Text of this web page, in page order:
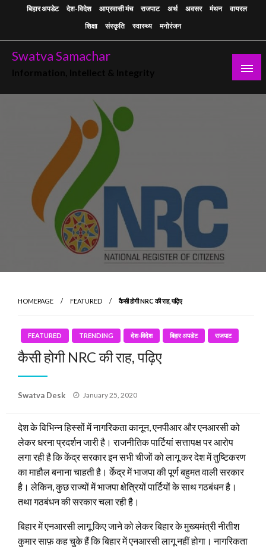
बिहार अपडेट देश-विदेश आप्रवासी मंच राजपाट अर्थ अवसर मंथन
वायरल
शिक्षा
संस्कृति स्वास्थ्य मनोरंजन
Swatva Samachar
HOMEPAGE FEATURED कैसी होगी NRC की राह, पढ़िए
FEATURED TRENDING देश-विदेश बिहार अपडेट राजपाट
कैसी होगी NRC की राह, पढ़िए
Swatva Desk
Posted
January 25, 2020
देश के विभिन्न हिस्सों में नागरिकता कानून, एनपीआर और एनआरसी को
लेकर धरना प्रदर्शन जारी है। राजनीतिक पार्टियां सत्तापक्ष पर आरोप
लगा रही है कि केंद्र सरकार इन सभी चीजों को लागू कर देश में तुष्टिकरण
का माहौल बनाना चाहती है। र्केद्र में भाजपा की पूर्ण बहुमत वाली सरकार
है। लेकिन, कुछ राज्यों में भाजपा क्षेत्रियों पार्टियों के साथ गठबंधन है।
तथा गठबंधन की सरकार चला रही है।
बिहार में एनआरसी लागू किए जाने को लेकर बिहार के मुख्यमंत्री नीतीश
कुमार साफ़ कह चुके हैं कि बिहार में एनआरसी लागू नहीं होगा। नागरिकता